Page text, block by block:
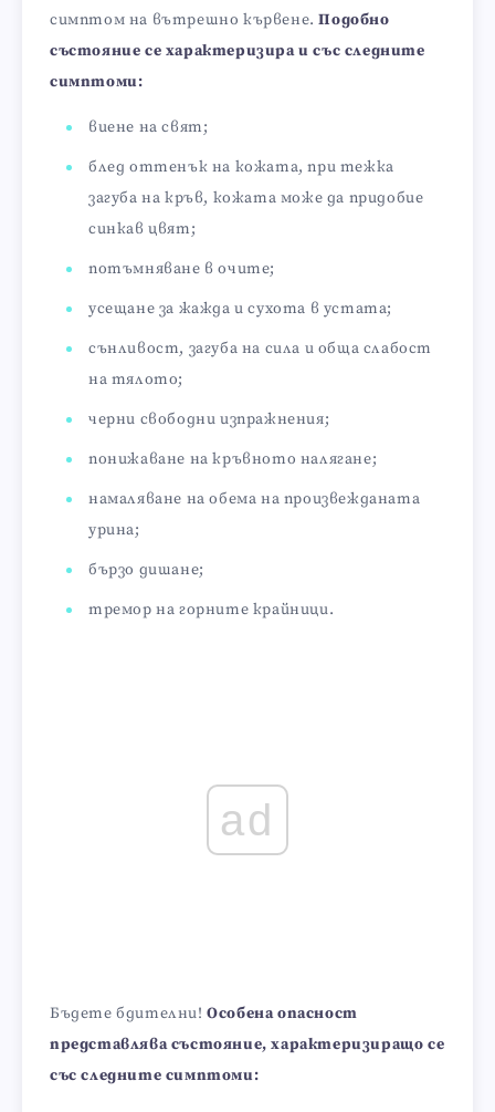
симптом на вътрешно кървене.Подобно
състояние се характеризира и със следните
симптоми:
виене на свят;
блед оттенък на кожата, при тежка
загуба на кръв, кожата може да придобие
синкав цвят;
потъмняване в очите;
усещане за жажда и сухота в устата;
сънливост, загуба на сила и обща слабост
на тялото;
черни свободни изпражнения;
понижаване на кръвното налягане;
намаляване на обема на произвежданата
урина;
бързо дишане;
тремор на горните крайници.
ad
Бъдете бдителни!Особена опасност
представлява състояние, характеризиращо се
със следните симптоми: